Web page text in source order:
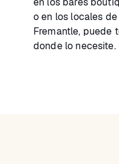
o en los locales
Fremantle, puede
donde lo necesite.